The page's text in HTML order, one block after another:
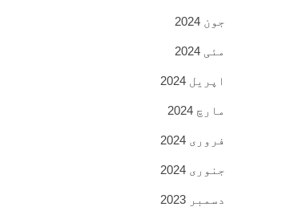
جون 2024
مئی 2024
اپریل 2024
مارچ 2024
فروری 2024
جنوری 2024
دسمبر 2023